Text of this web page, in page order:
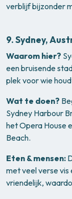
verblijf bijzonder
9.Sydney,
Waarom hier?
een bruisende
plek voor wie
Wat te doen?
Sydney Harbour
het Opera House
Beach.
Eten & mensen:
met veel verse vis
vriendelijk,